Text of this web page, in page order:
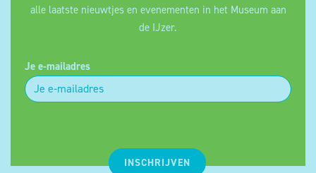
alle laatste nieuwtjes en evenementen in het Museum aan
de IJzer.
Je e-mailadres